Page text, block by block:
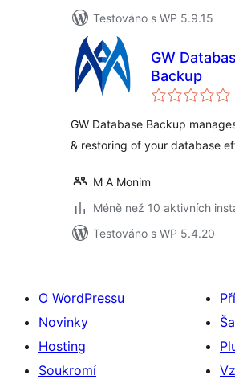
Testováno s WP 5.9.15
GW
Backup
GW Database Backup
& restoring of your database
M A Monim
Méně než 10 aktivních
Testováno s WP 5.4.20
O WordPressu
Novinky
Hosting
Soukromí